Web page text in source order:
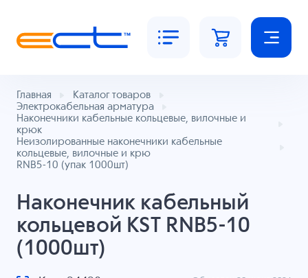
Главная
Каталог товаров
Электрокабельная арматура
Наконечники кабельные кольцевые, вилочные и
крюк
Неизолированные наконечники кабельные
кольцевые, вилочные и крю
RNB5-10 (упак 1000шт)
Наконечник кабельный
кольцевой KST RNB5-10
(1000шт)